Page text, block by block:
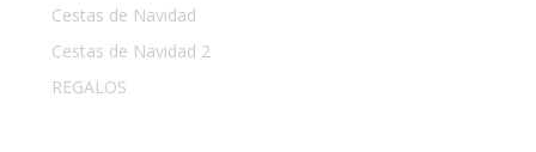
Cestas de Navidad
Cestas de Navidad 2
REGALOS